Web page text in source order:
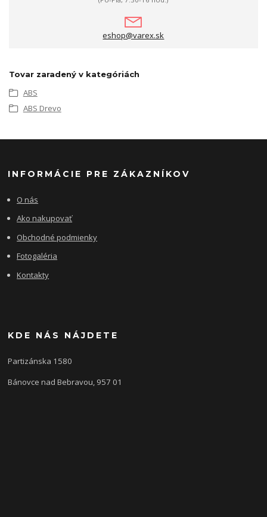
eshop@varex.sk
Tovar zaradený v kategóriách
ABS
ABS Drevo
INFORMÁCIE PRE ZÁKAZNÍKOV
O nás
Ako nakupovať
Obchodné podmienky
Fotogaléria
Kontakty
KDE NÁS NÁJDETE
Partizánska 1580
Bánovce nad Bebravou, 957 01